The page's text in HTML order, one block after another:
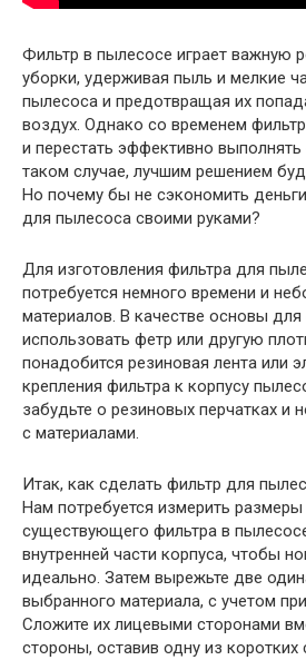
Фильтр в пылесосе играет важную
уборки, удерживая пыль и мелкие
пылесоса и предотвращая их
воздух. Однако со временем
и перестать эффективно
таком случае, лучшим решением
Но почему бы не сэкономить
для пылесоса своими руками?
Для изготовления фильтра для
потребуется немного времени и
материалов. В качестве основы
использовать фетр или другую
понадобится резиновая лента или
крепления фильтра к корпусу
забудьте о резиновых перчатках и
с материалами.
Итак, как сделать фильтр для
Нам потребуется измерить
существующего фильтра в
внутренней части корпуса, чтобы
идеально. Затем вырежьте две
выбранного материала, с учетом
Сложите их лицевыми сторонами
стороны, оставив одну из коротких